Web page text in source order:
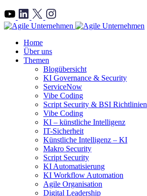
">
Home
Über uns
Themen
Blogübersicht
KI Governance & Security
ServiceNow
Vibe Coding
Script Security & BSI Richtlinien
Vibe Coding
KI – künstliche Intelligenz
IT-Sicherheit
Künstliche Intelligenz – KI
Makro Security
Script Security
KI Automatisierung
KI Workflow Automation
Agile Organisation
Digital Leadership